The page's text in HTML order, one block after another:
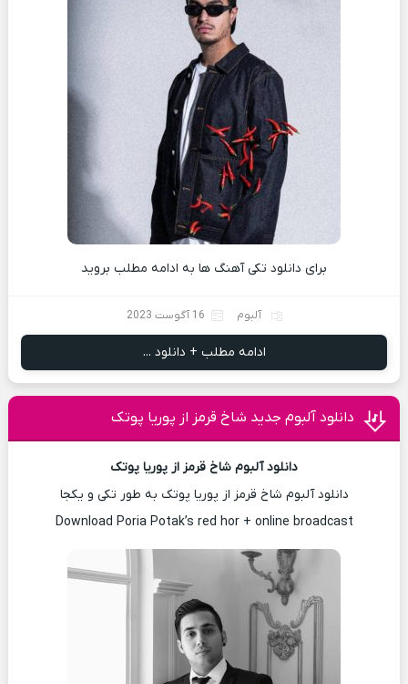
برای دانلود تکی آهنگ ها به ادامه مطلب بروید
آلبوم 16 آگوست 2023
ادامه مطلب + دانلود ...
دانلود آلبوم جدید شاخ قرمز از پوریا پوتک
دانلود آلبوم شاخ قرمز از پوریا پوتک
دانلود آلبوم شاخ قرمز از پوریا پوتک به طور تکی و یکجا
Download Poria Potak’s red hor + online broadcast